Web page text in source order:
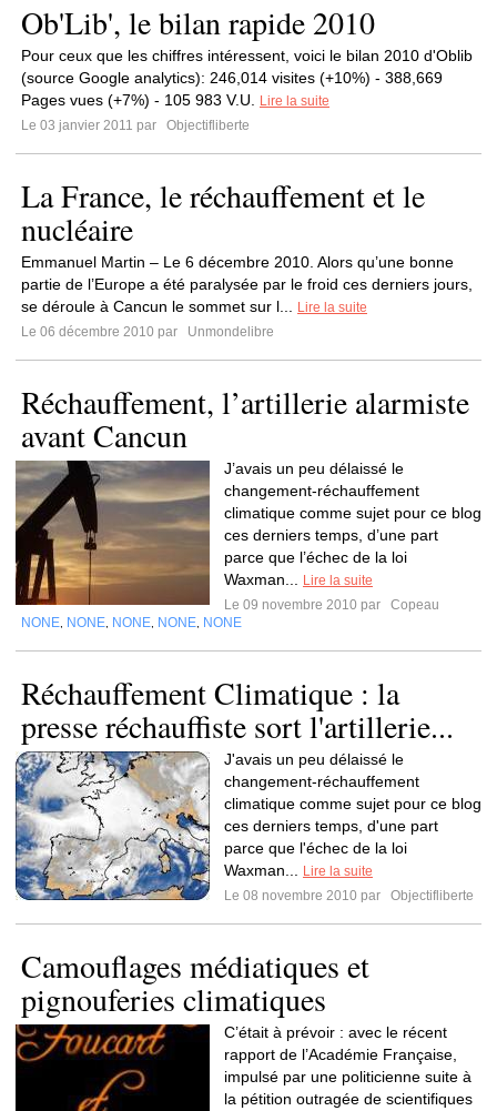
Ob'Lib', le bilan rapide 2010
Pour ceux que les chiffres intéressent, voici le bilan 2010 d'Oblib
(source Google analytics): 246,014 visites (+10%) - 388,669
Pages vues (+7%) - 105 983 V.U.
Lire la suite
Le 03 janvier 2011 par
Objectifliberte
La France, le réchauffement et le
nucléaire
Emmanuel Martin – Le 6 décembre 2010. Alors qu’une bonne
partie de l’Europe a été paralysée par le froid ces derniers jours,
se déroule à Cancun le sommet sur l...
Lire la suite
Le 06 décembre 2010 par
Unmondelibre
Réchauffement, l’artillerie alarmiste
avant Cancun
J’avais un peu délaissé le
changement-réchauffement
climatique comme sujet pour ce blog
ces derniers temps, d’une part
parce que l’échec de la loi
Waxman...
Lire la suite
Le 09 novembre 2010 par
Copeau
NONE NONE NONE NONE NONE
Réchauffement Climatique : la
presse réchauffiste sort l'artillerie...
J'avais un peu délaissé le
changement-réchauffement
climatique comme sujet pour ce blog
ces derniers temps, d'une part
parce que l'échec de la loi
Waxman...
Lire la suite
Le 08 novembre 2010 par
Objectifliberte
Camouflages médiatiques et
pignouferies climatiques
C’était à prévoir : avec le récent
rapport de l’Académie Française,
impulsé par une politicienne suite à
la pétition outragée de scientifiques